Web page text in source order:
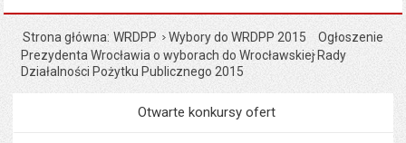
Strona główna WRDPP Wybory do WRDPP 2015
Ogłoszenie
Prezydenta Wrocławia o wyborach do Wrocławskiej Rady
Działalności Pożytku Publicznego 2015
MenuOrganizacje pozarządowe
Otwarte konkursy ofert